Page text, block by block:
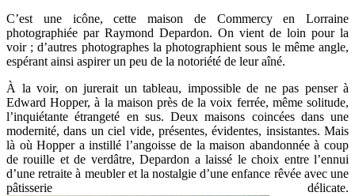
C’est une icône, cette maison de Commercy en Lorraine
photographiée par Raymond Depardon. On vient de loin pour la
voir ; d’autres photographes la photographient sous le même angle,
espérant ainsi aspirer un peu de la notoriété de leur aîné.
À la voir, on jurerait un tableau, impossible de ne pas penser à
Edward Hopper, à la maison près de la voix ferrée, même solitude,
l’inquiétante étrangeté en sus. Deux maisons coincées dans une
modernité, dans un ciel vide, présentes, évidentes, insistantes. Mais
là où Hopper a instillé l’angoisse de la maison abandonnée à coup
de rouille et de verdâtre, Depardon a laissé le choix entre l’ennui
d’une retraite à meubler et la nostalgie d’une enfance rêvée avec une
pâtisserie délicate.